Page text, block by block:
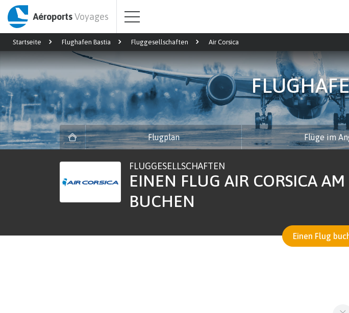
AéroportsVoyages
Startseite Flughafen Bastia Fluggesellschaften Air Corsica
Flugplan Flüge im
FLUGGESELLSCHAFTEN
EINEN FLUG AIR CORSICA
BUCHEN
Einen Flug